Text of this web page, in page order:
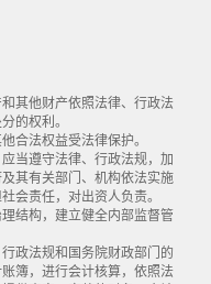
其他财产依照法律、行政法
的权利。
合法权益受法律保护。
当遵守法律、行政法规，加
其有关部门、机构依法实施
会责任，对出资人负责。
结构，建立健全内部监督管
政法规和国务院财政部门的
簿，进行会计核算，依照法